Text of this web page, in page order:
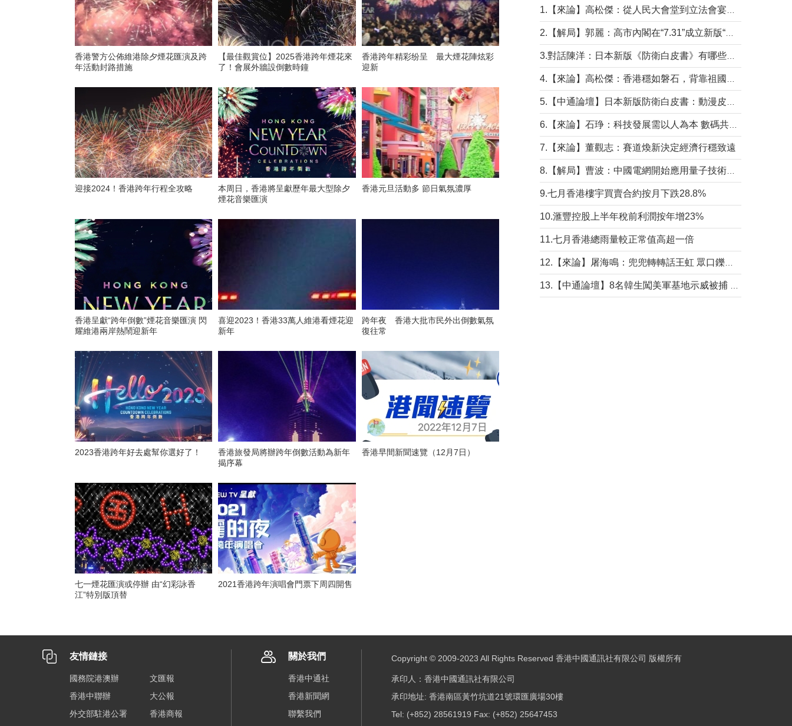
香港警方公佈維港除夕煙花匯演及跨
年活動封路措施
【最佳觀賞位】2025香港跨年煙花來
了！會展外牆設倒數時鐘
香港跨年精彩纷呈 最大煙花陣炫彩
迎新
迎接2024！香港跨年行程全攻略
本周日，香港將呈獻歷年最大型除夕
煙花音樂匯演
香港元旦活動多 節日氣氛濃厚
香港呈獻“跨年倒數”煙花音樂匯演 閃
耀維港兩岸熱鬧迎新年
喜迎2023！香港33萬人維港看煙花迎
新年
跨年夜 香港大批市民外出倒數氣氛
復往常
2023香港跨年好去處幫你選好了！
香港旅發局將辦跨年倒數活動為新年
揭序幕
香港早間新聞速覽（12月7日）
七一煙花匯演或停辦 由“幻彩詠香
江”特別版頂替
2021香港跨年演唱會門票下周四開售
7.【來論】董觀志：賽道煥新決定經濟行穩致遠
9.七月香港樓宇買賣合約按月下跌28.8%
10.滙豐控股上半年稅前利潤按年增23%
11.七月香港總雨量較正常值高超一倍
友情鏈接
國務院港澳辦
文匯報
香港中聯辦
大公報
外交部駐港公署
香港商報
關於我們
香港中通社
香港新聞網
聯繫我們
Copyright © 2009-2023 All Rights Reserved 香港中國通訊社有限公司 版權所有
承印人：香港中國通訊社有限公司
承印地址: 香港南區黃竹坑道21號環匯廣場30樓
Tel: (+852) 28561919 Fax: (+852) 25647453